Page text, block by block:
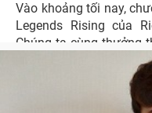
Vào khoảng tối nay,
Legends Rising của
Chúng ta cùng thưởng